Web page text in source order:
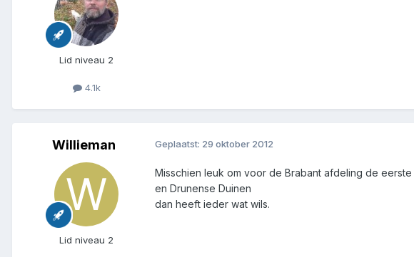
Lid niveau 2
4.1k
Willieman
Lid niveau 2
Geplaatst: 29 oktober 2012
Misschien leuk om voor de Brabant afdeling de
en Drunense Duinen
dan heeft ieder wat wils.